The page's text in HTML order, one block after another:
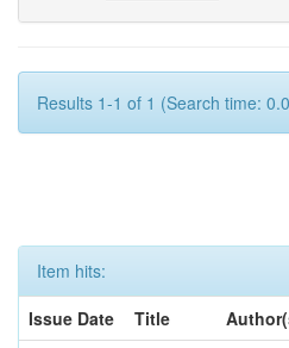
Results 1-1 of 1 (Search time:
Item hits:
Issue Date
Title